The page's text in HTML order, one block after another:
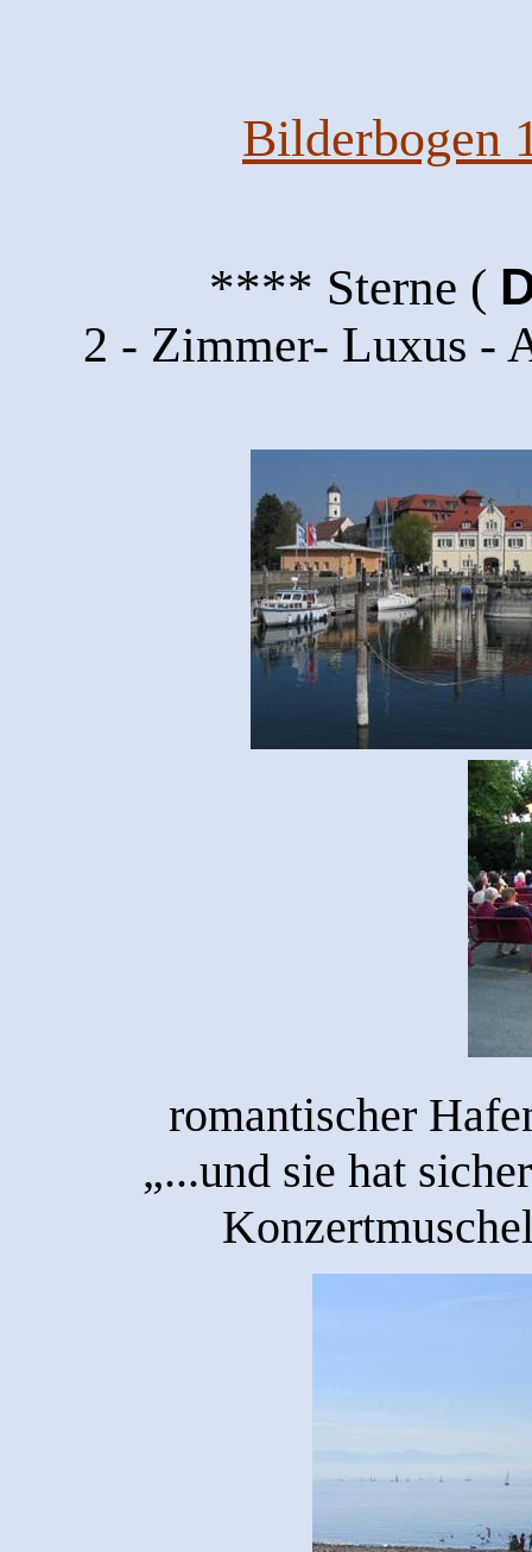
Bilderbogen
**** Sterne (
2 - Zimmer- Luxus -
romantischer
„...und sie hat